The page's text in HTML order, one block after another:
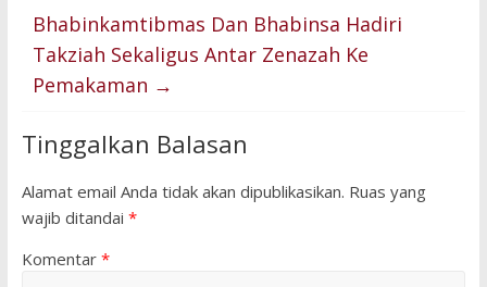
Bhabinkamtibmas Dan Bhabinsa Hadiri
Takziah Sekaligus Antar Zenazah Ke
Pemakaman →
Tinggalkan Balasan
Alamat email Anda tidak akan dipublikasikan. Ruas yang
wajib ditandai *
Komentar *